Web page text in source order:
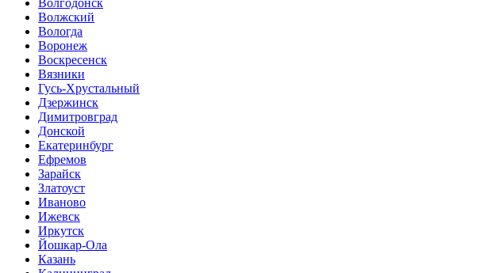
Волжский
Вологда
Воронеж
Воскресенск
Вязники
Гусь-Хрустальный
Дзержинск
Димитровград
Донской
Екатеринбург
Ефремов
Зарайск
Златоуст
Иваново
Ижевск
Иркутск
Йошкар-Ола
Казань